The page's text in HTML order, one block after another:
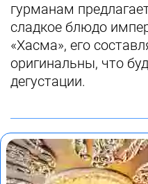
гурманам
сладкое блюдо
«Хасма», его
оригинальны, что
дегустации.